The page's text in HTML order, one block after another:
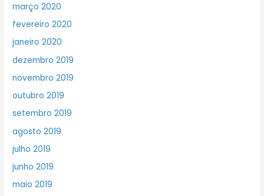
março 2020
fevereiro 2020
janeiro 2020
dezembro 2019
novembro 2019
outubro 2019
setembro 2019
agosto 2019
julho 2019
junho 2019
maio 2019